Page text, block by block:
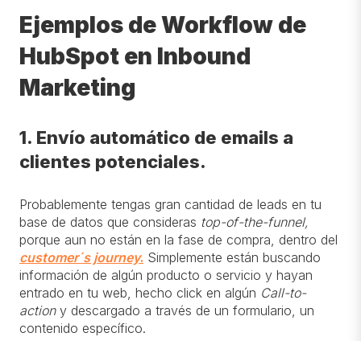
Ejemplos de Workflow de
HubSpot en Inbound
Marketing
1. Envío automático de emails a
clientes potenciales.
Probablemente tengas gran cantidad de leads en tu
base de datos que consideras top-of-the-funnel,
porque aun no están en la fase de compra, dentro del
customer´s journey. Simplemente están buscando
información de algún producto o servicio y hayan
entrado en tu web, hecho click en algún Call-to-
actiony descargado a través de un formulario, un
contenido específico.